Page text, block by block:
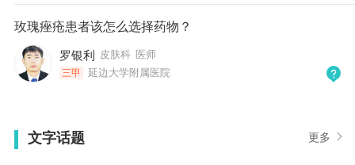
玫瑰痤疮患者该怎么选择药物？
罗银利 皮肤科 医师
三甲 延边大学附属医院
文字话题 更多